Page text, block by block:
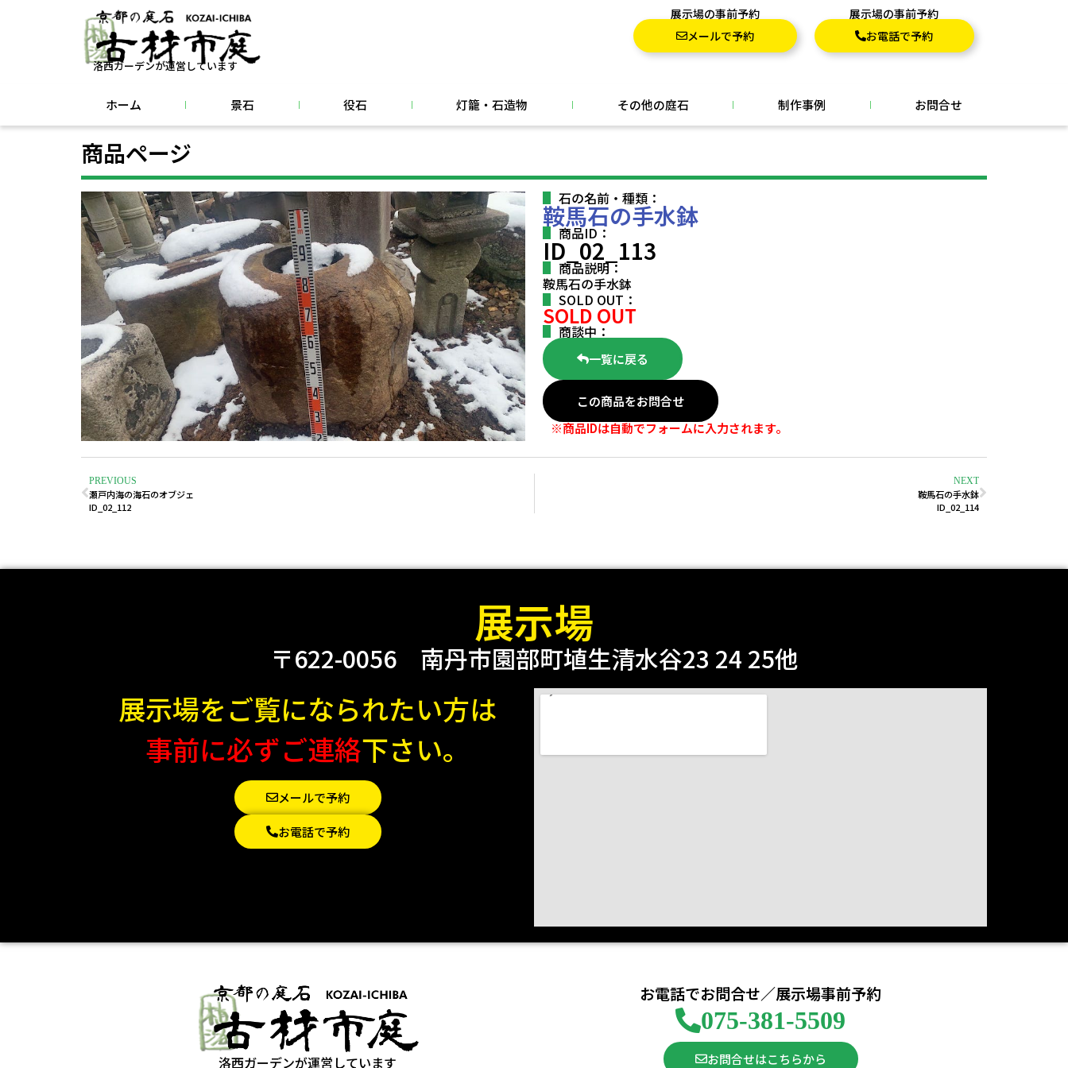
洛西ガーデンが運営しています
展示場の事前予約
メールで予約
展示場の事前予約
お電話で予約
ホーム 景石 役石 灯籠・石造物 その他の庭石 制作事例 お問合せ
商品ページ
石の名前・種類：
鞍馬石の手水鉢
商品ID：
ID_02_113
商品説明：
鞍馬石の手水鉢
SOLD OUT：
SOLD OUT
商談中：
一覧に戻る
この商品をお問合せ
※商品IDは自動でフォームに入力されます。
PREVIOUS
瀬戸内海の海石のオブジェ
ID_02_112
NEXT
鞍馬石の手水鉢
ID_02_114
展示場
〒622-0056 南丹市園部町埴生清水谷23 24 25他
展示場をご覧になられたい方は
事前に必ずご連絡下さい。
メールで予約
お電話で予約
洛西ガーデンが運営しています
お電話でお問合せ／展示場事前予約
075-381-5509
お問合せはこちらから